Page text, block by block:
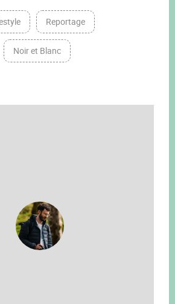
Reportage
Noir et Blanc